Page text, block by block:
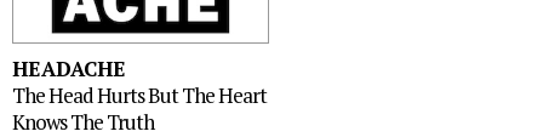
HEADACHE
The Head Hurts But The Heart
Knows The Truth